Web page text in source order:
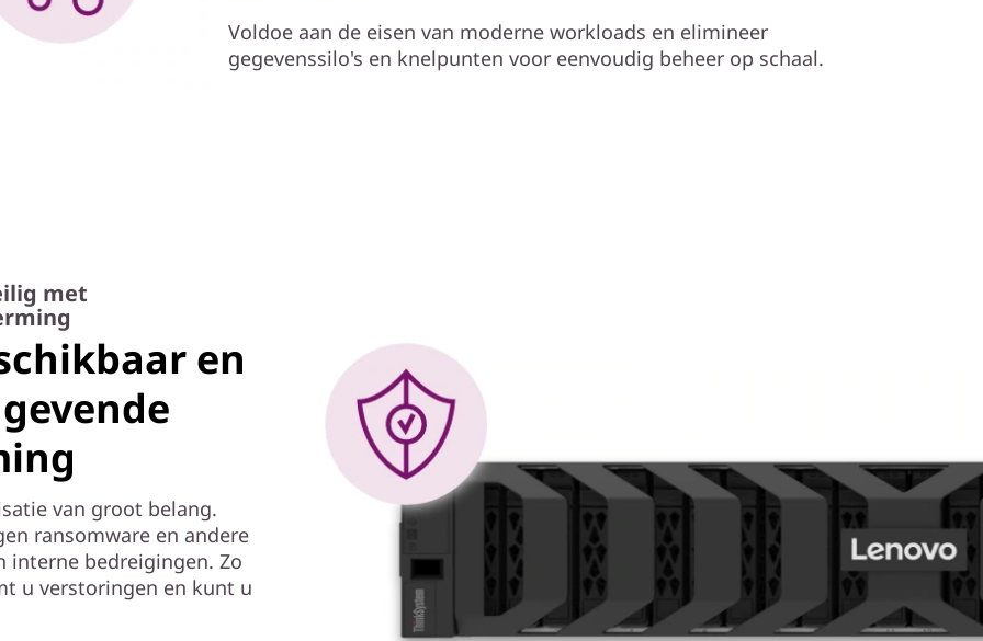
Voldoe aan de eisen van moderne workloads en elimineer
gegevenssilo's en knelpunten voor eenvoudig beheer op schaal.
met
en
van groot belang.
ransomware en andere
interne bedreigingen. Zo
u verstoringen en kunt u